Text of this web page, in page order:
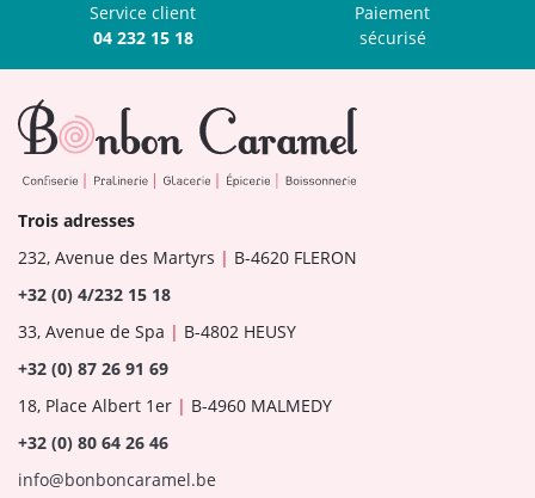
Service client
04 232 15 18
Paiement
sécurisé
Trois adresses
232, Avenue des Martyrs | B-4620 FLERON
+32 (0) 4/232 15 18
33, Avenue de Spa | B-4802 HEUSY
+32 (0) 87 26 91 69
18, Place Albert 1er | B-4960 MALMEDY
+32 (0) 80 64 26 46
info@bonboncaramel.be